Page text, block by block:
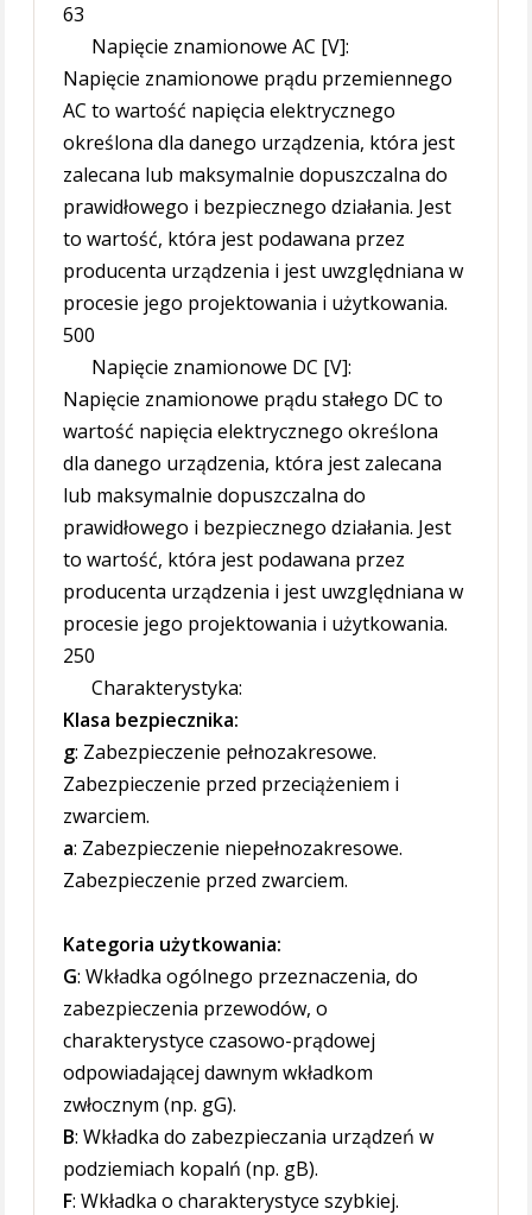
63
Napięcie znamionowe AC [V]:
Napięcie znamionowe prądu przemiennego
AC to wartość napięcia elektrycznego
określona dla danego urządzenia, która jest
zalecana lub maksymalnie dopuszczalna do
prawidłowego i bezpiecznego działania. Jest
to wartość, która jest podawana przez
producenta urządzenia i jest uwzględniana w
procesie jego projektowania i użytkowania.
500
Napięcie znamionowe DC [V]:
Napięcie znamionowe prądu stałego DC to
wartość napięcia elektrycznego określona
dla danego urządzenia, która jest zalecana
lub maksymalnie dopuszczalna do
prawidłowego i bezpiecznego działania. Jest
to wartość, która jest podawana przez
producenta urządzenia i jest uwzględniana w
procesie jego projektowania i użytkowania.
250
Charakterystyka:
Klasa bezpiecznika:
g: Zabezpieczenie pełnozakresowe.
Zabezpieczenie przed przeciążeniem i
zwarciem.
a: Zabezpieczenie niepełnozakresowe.
Zabezpieczenie przed zwarciem.
Kategoria użytkowania:
G: Wkładka ogólnego przeznaczenia, do
zabezpieczenia przewodów, o
charakterystyce czasowo-prądowej
odpowiadającej dawnym wkładkom
zwłocznym (np. gG).
B: Wkładka do zabezpieczania urządzeń w
podziemiach kopalń (np. gB).
F: Wkładka o charakterystyce szybkiej.